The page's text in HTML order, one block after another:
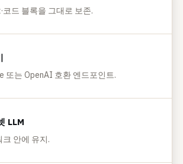
코드 블록을 그대로 보존.
또는 OpenAI 호환 엔드포인트.
LLM
안에 유지.